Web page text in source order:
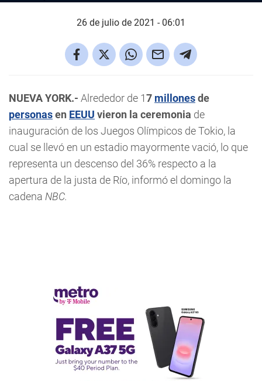
26 de julio de 2021 - 06:01
NUEVA YORK.- Alrededor de 17 millonesde
personasen EEUU vieron la ceremonia de
inauguración de los Juegos Olímpicos de Tokio, la
cual se llevó en un estadio mayormente vació, lo que
representa un descenso del 36% respecto a la
apertura de la justa de Río, informó el domingo la
cadena NBC.